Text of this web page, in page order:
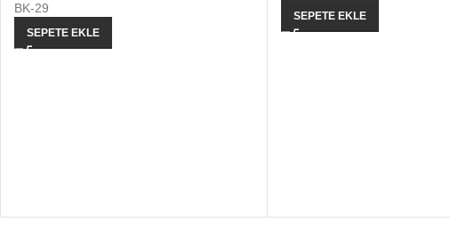
BK-29
SEPETE EKLE
SEPETE EKLE